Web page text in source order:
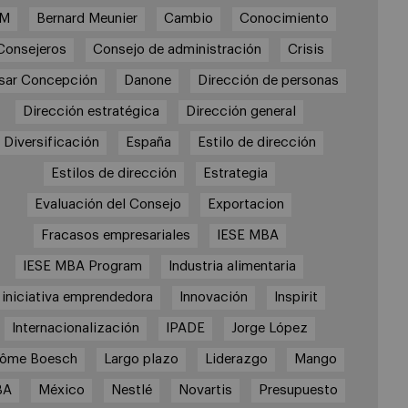
Bernard Meunier Cambio Conocimiento
Consejo de administración Crisis
Concepción Danone Dirección de personas
Dirección estratégica Dirección general
Diversificación España Estilo de dirección
Estilos de dirección Estrategia
Evaluación del Consejo Exportacion
Fracasos empresariales IESE MBA
IESE MBA Program Industria alimentaria
iniciativa emprendedora Innovación Inspirit
Internacionalización IPADE Jorge López
Boesch Largo plazo Liderazgo Mango
México Nestlé Novartis Presupuesto